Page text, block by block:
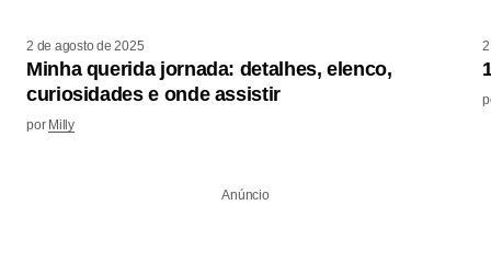
2 de agosto de 2025
Minha querida jornada: detalhes, elenco,
curiosidades e onde assistir
por Milly
Anúncio